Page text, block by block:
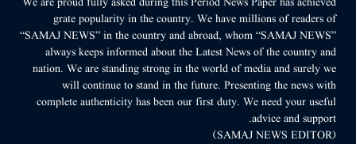
grate popularity in the country. We have millions of readers of
“SAMAJ NEWS” in the country and abroad, whom “SAMAJ NEWS”
always keeps informed about the Latest News of the country and
nation. We are standing strong in the world of media and surely we
will continue to stand in the future. Presenting the news with
complete authenticity has been our first duty. We need your useful
advice and support.
(SAMAJ NEWS EDITOR)